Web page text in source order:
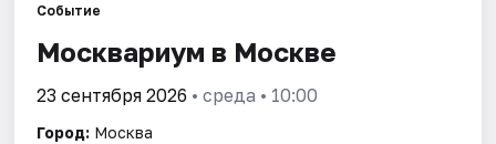
Событие
Москвариум в Москве
23 сентября 2026 • среда • 10:00
Город: Москва